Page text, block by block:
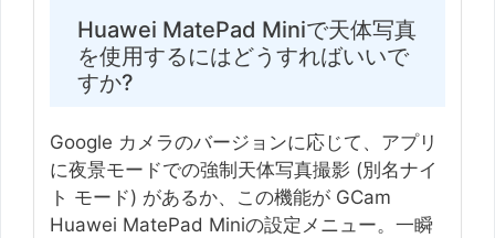
Huawei MatePad Miniで天体写真
を使用するにはどうすればいいで
すか?
Google カメラのバージョンに応じて、アプリ
に夜景モードでの強制天体写真撮影 (別名ナイ
ト モード) があるか、この機能が GCam
Huawei MatePad Miniの設定メニュー。一瞬